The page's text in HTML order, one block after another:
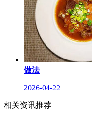
做法
2026-04-22
相关资讯推荐